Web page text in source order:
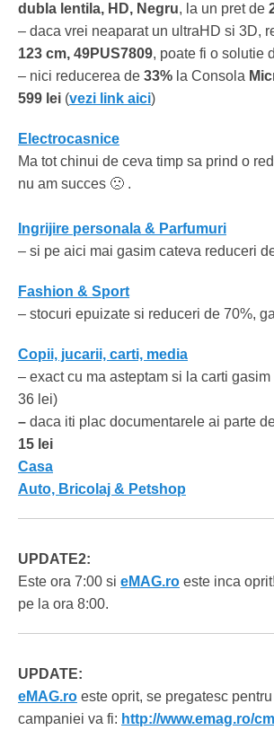
dubla lentila, HD, Negru, la un pret de
– daca vrei neaparat un ultraHD si 3D,
123 cm, 49PUS7809, poate fi o solutie
– nici reducerea de 33% la Consola
599 lei (vezi link aici)
Electrocasnice
Ma tot chinui de ceva timp sa prind o
nu am succes 🙁 .
Ingrijire personala & Parfumuri
– si pe aici mai gasim cateva reduceri
Fashion & Sport
– stocuri epuizate si reduceri de 70%,
Copii, jucarii, carti, media
– exact cu ma asteptam si la carti
36 lei)
– daca iti plac documentarele ai parte
15 lei
Casa
Auto, Bricolaj & Petshop
UPDATE2:
Este ora 7:00 si eMAG.ro este inca
pe la ora 8:00.
UPDATE:
eMAG.ro este oprit, se pregatesc
campaniei va fi: http://www.emag.ro/